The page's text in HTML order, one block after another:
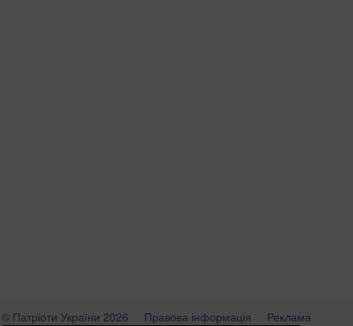
© Патріоти України 2026 Правова інформація Реклама